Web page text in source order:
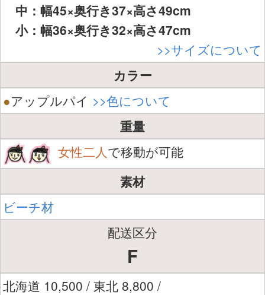
中：幅45×奥行き37×高さ49cm
小：幅36×奥行き32×高さ47cm
>>サイズについて
カラー
●アップルパイ >>色について
重量
女性二人で移動が可能
素材
ビーチ材
配送区分
F
北海道 10,500 / 東北 8,800 /